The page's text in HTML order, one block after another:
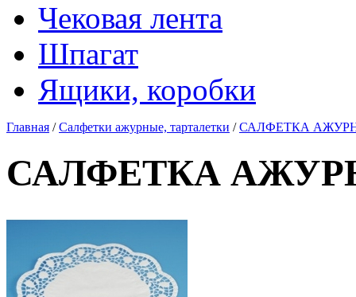
Чековая лента
Шпагат
Ящики, коробки
Главная /Салфетки ажурные, тарталетки /САЛФЕТКА
САЛФЕТКА